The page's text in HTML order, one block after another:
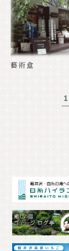
藝術盒
1